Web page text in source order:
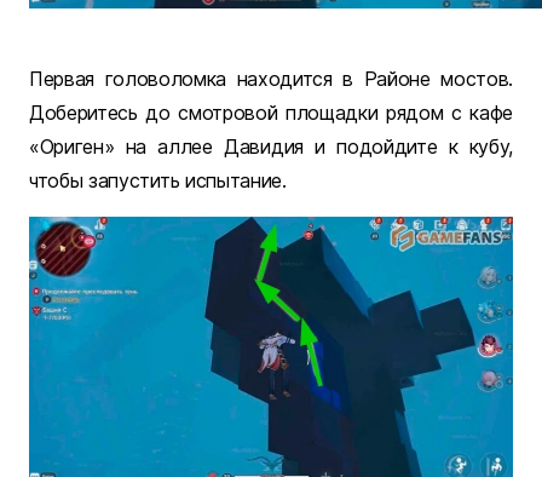
Первая головоломка находится в Районе мостов.
Доберитесь до смотровой площадки рядом с кафе
«Ориген» на аллее Давидия и подойдите к кубу,
чтобы запустить испытание.